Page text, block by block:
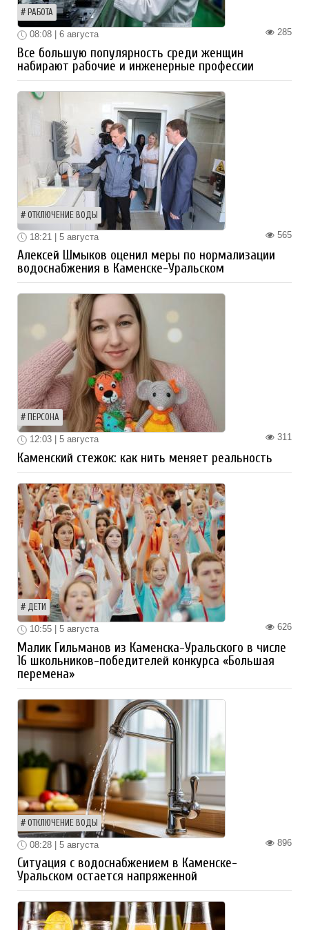
РАБОТА
285
08:08 | 6 августа
Все большую популярность среди женщин
набирают рабочие и инженерные профессии
ОТКЛЮЧЕНИЕ ВОДЫ
565
18:21 | 5 августа
Алексей Шмыков оценил меры по нормализации
водоснабжения в Каменске-Уральском
ПЕРСОНА
311
12:03 | 5 августа
Каменский стежок: как нить меняет реальность
ДЕТИ
626
10:55 | 5 августа
Малик Гильманов из Каменска-Уральского в числе
16 школьников-победителей конкурса «Большая
перемена»
ОТКЛЮЧЕНИЕ ВОДЫ
896
08:28 | 5 августа
Ситуация с водоснабжением в Каменске-
Уральском остается напряженной